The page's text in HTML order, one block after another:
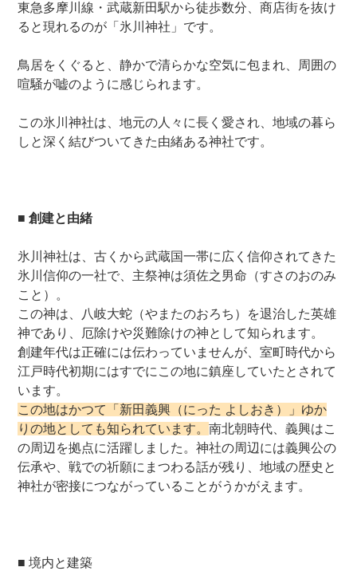
東急多摩川線・武蔵新田駅から徒歩数分、商店街を抜け
ると現れるのが「氷川神社」です。
鳥居をくぐると、静かで清らかな空気に包まれ、周囲の
喧騒が嘘のように感じられます。
この氷川神社は、地元の人々に長く愛され、地域の暮ら
しと深く結びついてきた由緒ある神社です。
■ 創建と由緒
氷川神社は、古くから武蔵国一帯に広く信仰されてきた
氷川信仰の一社で、主祭神は須佐之男命（すさのおのみ
こと）。
この神は、八岐大蛇（やまたのおろち）を退治した英雄
神であり、厄除けや災難除けの神として知られます。
創建年代は正確には伝わっていませんが、室町時代から
江戸時代初期にはすでにこの地に鎮座していたとされて
います。
この地はかつて「新田義興（にった よしおき）」ゆか
りの地としても知られています。南北朝時代、義興はこ
の周辺を拠点に活躍しました。神社の周辺には義興公の
伝承や、戦での祈願にまつわる話が残り、地域の歴史と
神社が密接につながっていることがうかがえます。
■ 境内と建築